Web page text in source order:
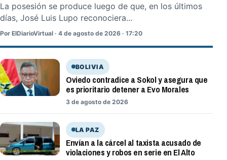
La posesión se produce luego de que, en los últimos
días, José Luis Lupo reconociera...
Por ElDiarioVirtual · 4 de agosto de 2026 · 17:20
BOLIVIA
Oviedo contradice a Sokol y asegura que
es prioritario detener a Evo Morales
3 de agosto de 2026
LA PAZ
Envían a la cárcel al taxista acusado de
violaciones y robos en serie en El Alto